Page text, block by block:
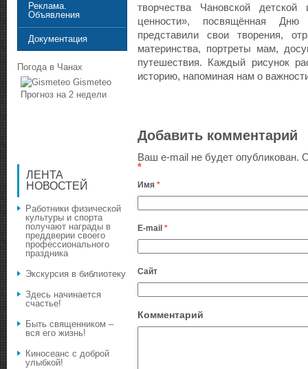
творчества Чановской
ценности», посвящённая
представили свои творения,
материнства, портреты мам,
путешествия. Каждый рисунок
историю, напоминая нам о
Добавить комментарий
Ваш e-mail не будет опубликован.
*
Имя *
E-mail *
Сайт
Комментарий
Реклама.
Объявления
Документация
Погода в Чанах
Gismeteo
Прогноз на 2 недели
ЛЕНТА
НОВОСТЕЙ
Работники физической
культуры и спорта
получают награды в
преддверии своего
профессионального
праздника
Экскурсия в библиотеку
Здесь начинается
счастье!
Быть священником –
вся его жизнь!
Киносеанс с доброй
улыбкой!